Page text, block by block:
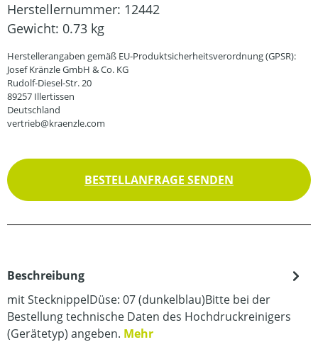
Herstellernummer: 12442
Gewicht: 0.73 kg
Herstellerangaben gemäß EU-Produktsicherheitsverordnung (GPSR):
Josef Kränzle GmbH & Co. KG
Rudolf-Diesel-Str. 20
89257 Illertissen
Deutschland
vertrieb@kraenzle.com
BESTELLANFRAGE SENDEN
Beschreibung
mit StecknippelDüse: 07 (dunkelblau)Bitte bei der
Bestellung technische Daten des Hochdruckreinigers
(Gerätetyp) angeben. Mehr